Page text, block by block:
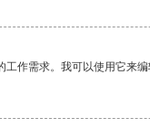
作需求。我可以使用它来